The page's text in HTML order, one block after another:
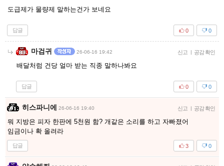
도급제가 물량제 말하는건가 보네요
답글 0
0
마검귀 26-06-16 19:42 신고 | 공감 확인
배달처럼 건당 얼마 받는 직종 말하나봐요
답글 0
0
히스파니에 26-06-16 19:40 신고 | 공감 확인
뭐 지방은 피자 한판에 5천원 함? 개같은 소리를 하고 자빠졌어
임금이나 확 올려라
답글 0
3